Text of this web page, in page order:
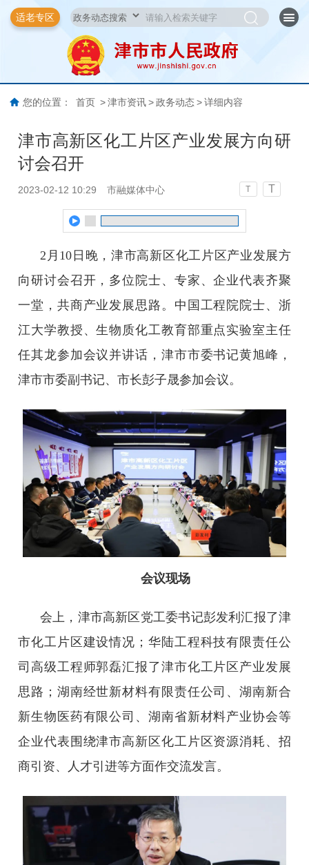
适老专区
您的位置： 首页 > 津市资讯 > 政务动态 > 详细内容
津市高新区化工片区产业发展方向研
讨会召开
2023-02-12 10:29 市融媒体中心 T T
2月10日晚，津市高新区化工片区产业发展方
向研讨会召开，多位院士、专家、企业代表齐聚
一堂，共商产业发展思路。中国工程院院士、浙
江大学教授、生物质化工教育部重点实验室主任
任其龙参加会议并讲话，津市市委书记黄旭峰，
津市市委副书记、市长彭子晟参加会议。
会议现场
会上，津市高新区党工委书记彭发利汇报了津
市化工片区建设情况；华陆工程科技有限责任公
司高级工程师郭磊汇报了津市化工片区产业发展
思路；湖南经世新材料有限责任公司、湖南新合
新生物医药有限公司、湖南省新材料产业协会等
企业代表围绕津市高新区化工片区资源消耗、招
商引资、人才引进等方面作交流发言。